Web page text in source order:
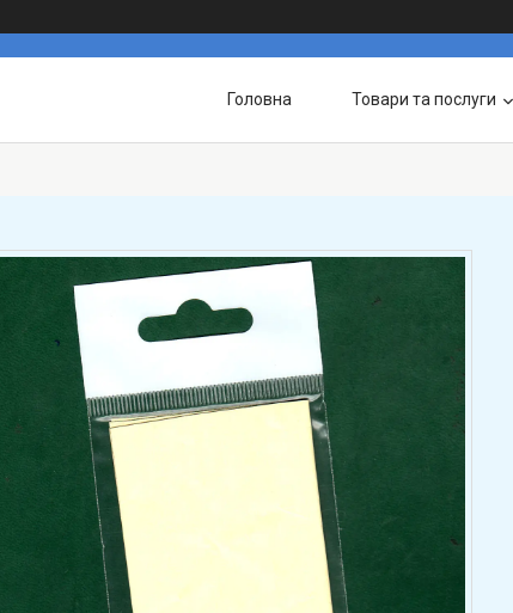
Головна Товари та послуги